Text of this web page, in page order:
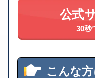
公式
30秒
こんな